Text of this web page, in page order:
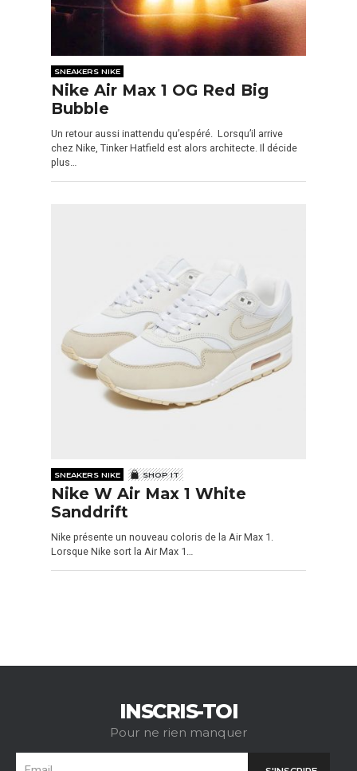
SNEAKERS NIKE
Nike Air Max 1 OG Red Big
Bubble
Un retour aussi inattendu qu’espéré. Lorsqu’il arrive
chez Nike, Tinker Hatfield est alors architecte. Il décide
plus…
SNEAKERS NIKE SHOP IT
Nike W Air Max 1 White
Sanddrift
Nike présente un nouveau coloris de la Air Max 1.
Lorsque Nike sort la Air Max 1…
INSCRIS-TOI
Pour ne rien manquer